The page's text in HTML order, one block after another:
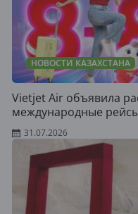
НОВОСТИ КАЗАХСТАНА
Vietjet Air объявила
международные
31.07.2026